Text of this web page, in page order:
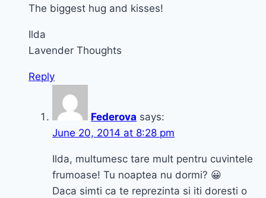
The biggest hug and kisses!
Ilda
Lavender Thoughts
Reply
Federova says:
June 20, 2014 at 8:28 pm
Ilda, multumesc tare mult pentru cuvintele
frumoase! Tu noaptea nu dormi? 😀
Daca simti ca te reprezinta si iti doresti o